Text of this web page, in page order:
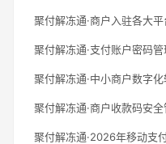
聚付解冻通·商户入驻各大
聚付解冻通·支付账户密码
聚付解冻通·中小商户数字
聚付解冻通·商户收款码安
聚付解冻通·2026年移动支